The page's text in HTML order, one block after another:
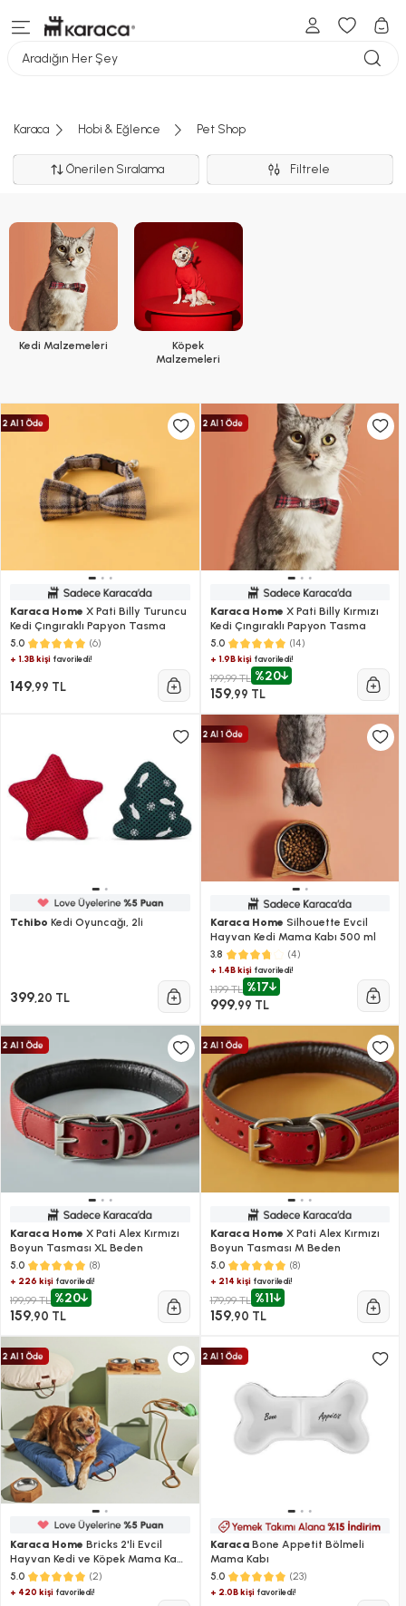
Aradığın Her Şey
Karaca Hobi & Eğlence Pet Shop
Önerilen Sıralama Filtrele
Kedi Malzemeleri
Köpek
Malzemeleri
Karaca Home X Pati Billy Turuncu
Kedi Çıngıraklı Papyon Tasma
5.0 (6)
+ 1.3B kişi favoriledi!
149,99 TL
Karaca Home X Pati Billy Kırmızı
Kedi Çıngıraklı Papyon Tasma
5.0 (14)
+ 1.9B kişifavoriledi!
199,99 TL %20
159,99 TL
Tchibo Kedi Oyuncağı, 2li
399,20 TL
Karaca Home Silhouette Evcil
Hayvan Kedi Mama Kabı 500 ml
3.8 (4)
+ 1.4B kişifavoriledi!
1.199 TL %17
999,99 TL
Karaca Home X Pati Alex Kırmızı
Boyun Tasması XL Beden
5.0 (8)
+ 226 kişi favoriledi!
199,99 TL %20
159,90 TL
Karaca Home X Pati Alex Kırmızı
Boyun Tasması M Beden
5.0 (8)
+ 214 kişifavoriledi!
179,99 TL %11
159,90 TL
Karaca Home Bricks 2'li Evcil
Hayvan Kedi ve Köpek Mama Kabı
500 ml
5.0 (2)
+ 420 kişi favoriledi!
KaracaBone Appetit Bölmeli
Mama Kabı
5.0 (23)
+ 2.0B kişifavoriledi!